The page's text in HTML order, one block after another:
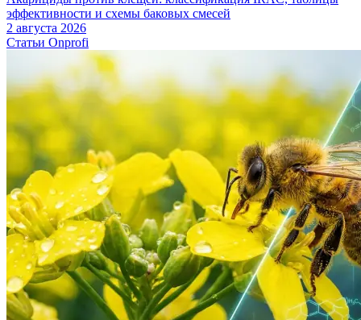
эффективности и схемы баковых смесей
2 августа 2026
Статьи Onprofi